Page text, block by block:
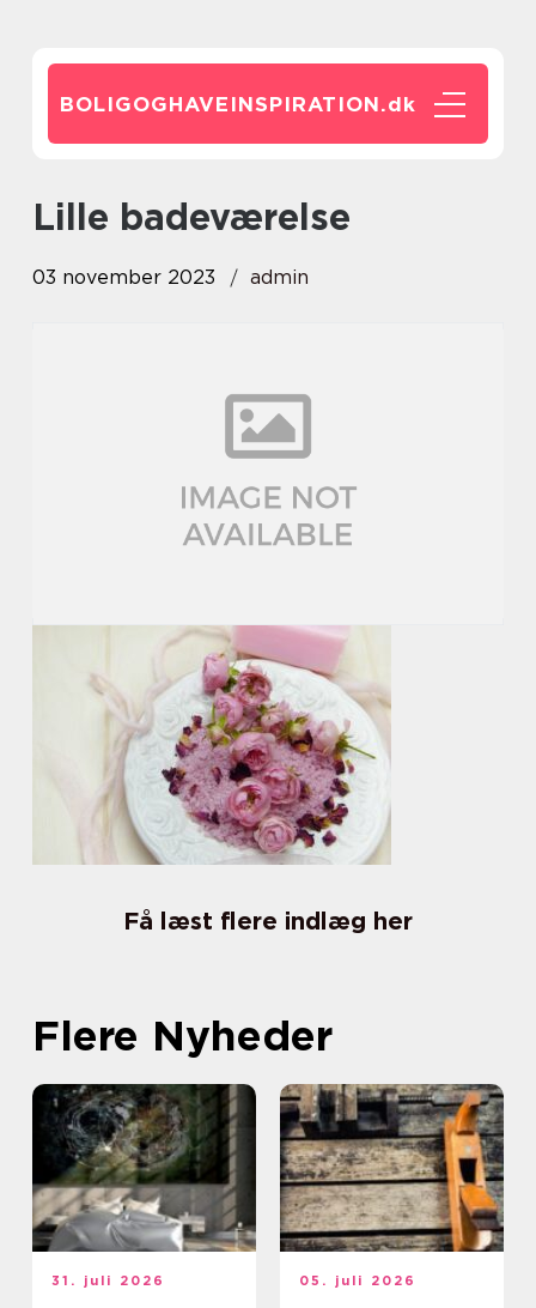
BOLIGOGHAVEINSPIRATION.dk
lille badeværelse
03 november 2023 admin
Få læst flere indlæg her
Flere Nyheder
31. juli 2026 05. juli 2026